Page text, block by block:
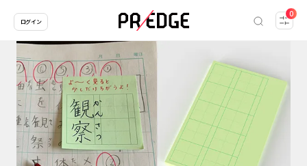
0
ログイン